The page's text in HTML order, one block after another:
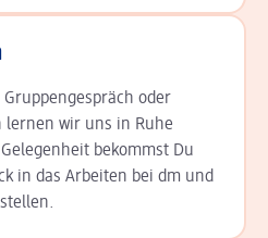
oder
lernen wir uns in Ruhe
bekommst Du
in das Arbeiten bei dm und